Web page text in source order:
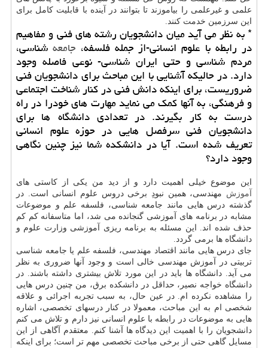
علمی و غیرعلمی را بیاموزند تا بتوانند در آینده با قابلیت کامل برای
این سرزمین خدمت کنند.
* به نظر می آید میان دانشجویان رشته های فنی و مفاهیم
در رابطه با علوم انسانی-از جمله فلسفه، جامعهشناسی،
مردم شناسی و حتی ایران شناسی- نوعی فاصله وجود
دارد. در حالیکه آشنایی با این مباحث برای دانشجویان فنی
ضروریست، برای اینکه دانش فنی در کنار شناخت اجتماعی
و فرهنگی، به آنها کمک می نماید مهارت های خودرا در راه
درست به کار بگیرند. در تعدادی دانشگاه ها برای
دانشجویان فنی سرفصل هایی در حوزه علوم انسانی
تعریف شده است. آیا در دانشکده شما نیز چنین نگاهی
وجود دارد؟
این موضوع خیلی اهمیت دارد و از دید من یکی از کاستی های
آموزش مهندسی، همین نبودِ برخی دروس علوم انسانی است. در
گذشته درس هایی مانند جامعه شناسی، فلسفه علم و موضوعات
مشابه در برنامه های آموزشی گنجانده می شد، اما متاسفانه کم کم
حذف شده اند. این مسئله به برنامه ریزی آموزشی وزارت علوم و
دانشگاه ها برمی گردد.
جای درس هایی مانند اقتصاد مهندسی، فلسفه علم یا جامعه شناسی
تربیتی در آموزش مهندسی خالی است و وجود آنها ضروری به نظر
می آید. دانشگاه ها باید در این مورد تلاش بیشتری داشته باشند. در
دانشگاه خواجه نصیر، حداقل در دانشکده برق، من چنین درس هایی
را مشاهده نکرده ام. در عین حال، به سبب تجربه اجرائی و علاقه
شخصی ام به این مباحث، معمولا در کنار درسهای تخصصی، اشاره
هایی به موضوعات در رابطه با علوم انسانی نیز دارم و تلاش می کنم
دانشجویان را با اهمیت این دیدگاه ها آشنا کنم. معتقدم آگاهی از این
مسایل گاهی حتی از برخی مباحث تخصصی مهم تر است؛ برای اینکه